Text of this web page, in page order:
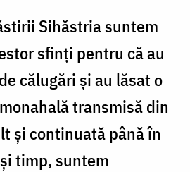
Sihăstria suntem
sfinți pentru că au
călugări și au lăsat o
transmisă din
și continuată până în
timp, suntem